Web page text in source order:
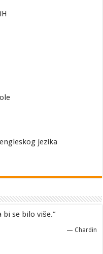
jezika
bi se bilo više.”
— Chardin